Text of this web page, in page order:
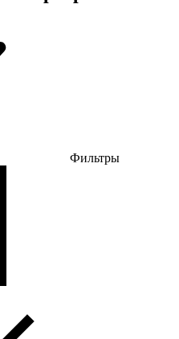
Фильтры